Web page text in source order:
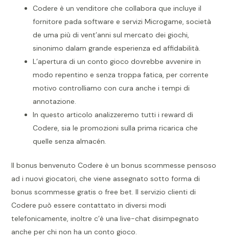
Codere è un venditore che collabora que incluye il
fornitore pada software e servizi Microgame, società
de uma più di vent’anni sul mercato dei giochi,
sinonimo dalam grande esperienza ed affidabilità.
L’apertura di un conto gioco dovrebbe avvenire in
modo repentino e senza troppa fatica, per corrente
motivo controlliamo con cura anche i tempi di
annotazione.
In questo articolo analizzeremo tutti i reward di
Codere, sia le promozioni sulla prima ricarica che
quelle senza almacén.
Il bonus benvenuto Codere è un bonus scommesse pensoso
ad i nuovi giocatori, che viene assegnato sotto forma di
bonus scommesse gratis o free bet. Il servizio clienti di
Codere può essere contattato in diversi modi
telefonicamente, inoltre c’è una live-chat disimpegnato
anche per chi non ha un conto gioco.